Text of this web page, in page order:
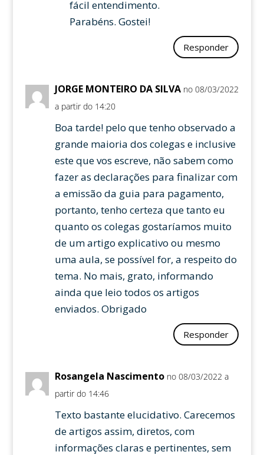
fácil entendimento.
Parabéns. Gostei!
Responder
JORGE MONTEIRO DA SILVA no 08/03/2022
a partir do 14:20
Boa tarde! pelo que tenho observado a
grande maioria dos colegas e inclusive
este que vos escreve, não sabem como
fazer as declarações para finalizar com
a emissão da guia para pagamento,
portanto, tenho certeza que tanto eu
quanto os colegas gostaríamos muito
de um artigo explicativo ou mesmo
uma aula, se possível for, a respeito do
tema. No mais, grato, informando
ainda que leio todos os artigos
enviados. Obrigado
Responder
Rosangela Nascimento no 08/03/2022 a
partir do 14:46
Texto bastante elucidativo. Carecemos
de artigos assim, diretos, com
informações claras e pertinentes, sem